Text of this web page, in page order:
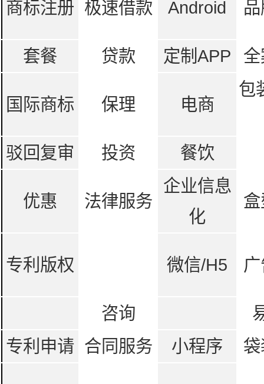
商标注册 极速借款 Android
套餐 贷款 定制APP
国际商标 保理 电商
包
驳回复审 投资 餐饮
优惠 法律服务
企业信息
化
专利版权 微信/H5
咨询
专利申请 合同服务 小程序